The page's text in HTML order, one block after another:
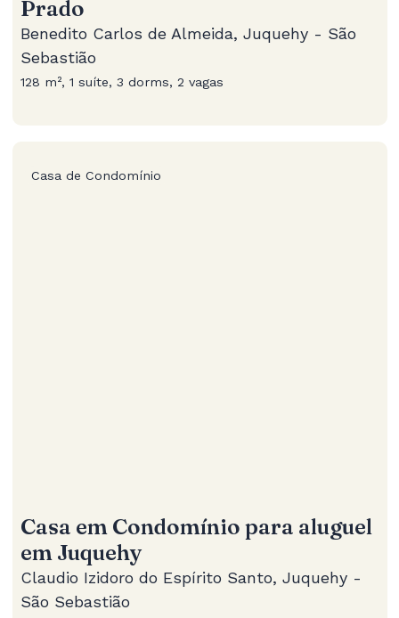
Prado
Benedito Carlos de Almeida, Juquehy - São
Sebastião
128 m², 1 suíte, 3 dorms, 2 vagas
Casa de Condomínio
Casa em Condomínio para aluguel
em Juquehy
Claudio Izidoro do Espírito Santo, Juquehy -
São Sebastião